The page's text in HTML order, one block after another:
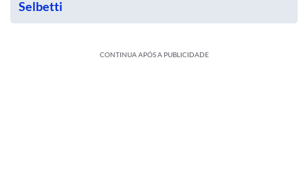
Selbetti
CONTINUA APÓS A PUBLICIDADE